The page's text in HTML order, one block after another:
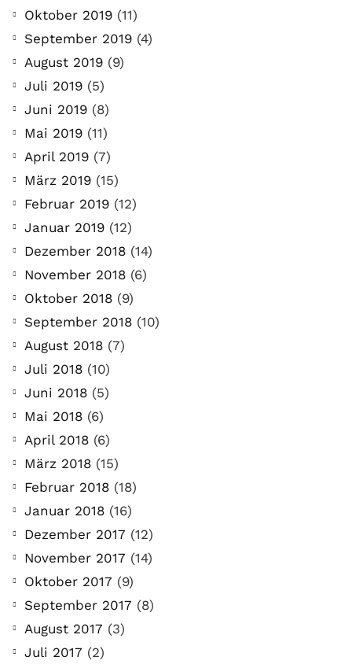
Oktober 2019 (11)
September 2019 (4)
August 2019 (9)
Juli 2019 (5)
Juni 2019 (8)
Mai 2019 (11)
April 2019 (7)
März 2019 (15)
Februar 2019 (12)
Januar 2019 (12)
Dezember 2018 (14)
November 2018 (6)
Oktober 2018 (9)
September 2018 (10)
August 2018 (7)
Juli 2018 (10)
Juni 2018 (5)
Mai 2018 (6)
April 2018 (6)
März 2018 (15)
Februar 2018 (18)
Januar 2018 (16)
Dezember 2017 (12)
November 2017 (14)
Oktober 2017 (9)
September 2017 (8)
August 2017 (3)
Juli 2017 (2)
COMMUNITY
Der Leserbrief der
Woche #2
21. Juli. 2021
Der Leserbrief der Woche Viele Leser